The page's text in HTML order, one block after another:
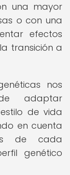
una mayor
o con una
efectos
transición a
nos
adaptar
de vida
en cuenta
de cada
genético